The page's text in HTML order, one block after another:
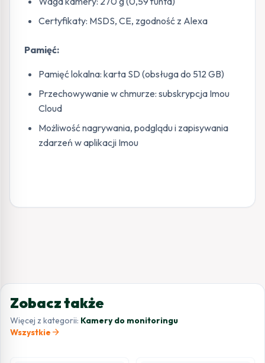
Certyfikaty: MSDS, CE, zgodność z Alexa
Pamięć:
Pamięć lokalna: karta SD (obsługa do 512 GB)
Przechowywanie w chmurze: subskrypcja Imou
Cloud
Możliwość nagrywania, podglądu i zapisywania
zdarzeń w aplikacji Imou
Zobacz także
Więcej z kategorii: Kamery do monitoringu
Wszystkie arrow_forward